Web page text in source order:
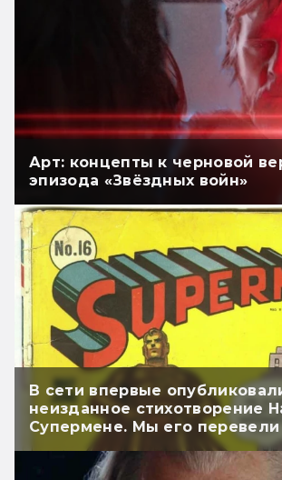
Арт: концепты к черновой
эпизода «Звёздных войн»
В сети впервые
неизданное стихотворение
Супермене. Мы его перевели